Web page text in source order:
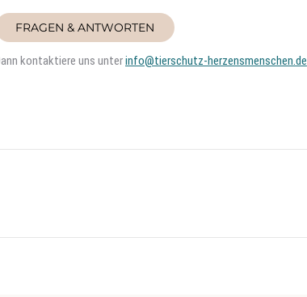
FRAGEN & ANTWORTEN
kontaktiere uns unterinfo@tierschutz-herzensmenschen.de